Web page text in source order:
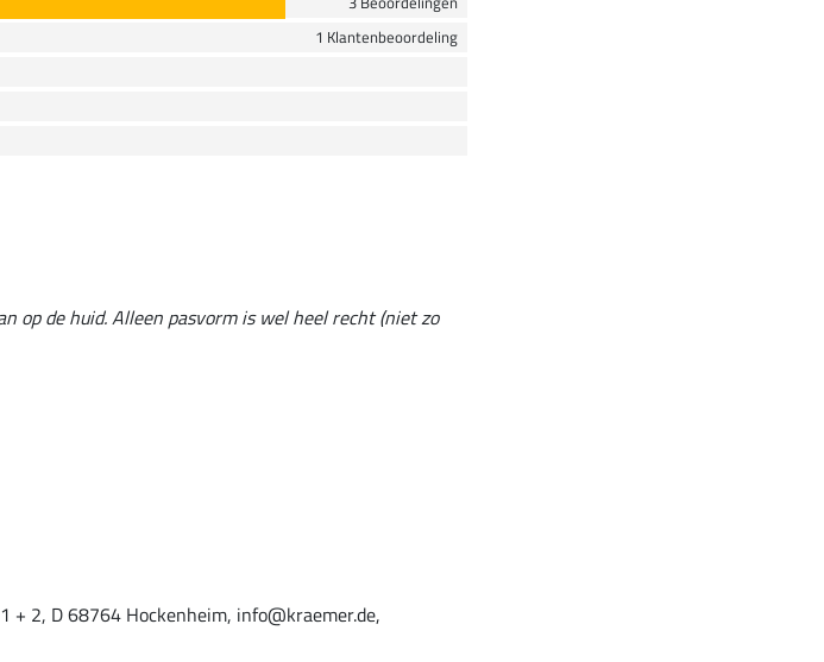
1 Klantenbeoordeling
op de huid. Alleen pasvorm is wel heel recht (niet zo
+ 2, D 68764 Hockenheim, info@kraemer.de,